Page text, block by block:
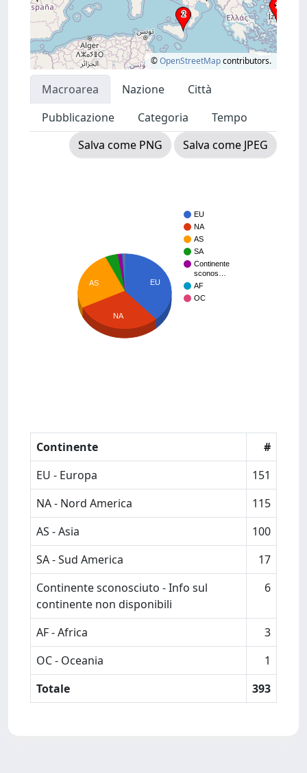
©OpenStreetMapcontributors.
Macroarea Nazione
Città
Pubblicazione
Categoria
Tempo
Salva come PNG
Salva come JPEG
EU
NA
AS
SA
Continente
sconos…
AF
OC
EU
AS
NA
Continente
#
EU - Europa
151
NA - Nord America
115
AS - Asia
100
SA - Sud America
17
Continente sconosciuto - Info sul
continente non disponibili
6
AF - Africa
3
OC - Oceania
1
Totale
393